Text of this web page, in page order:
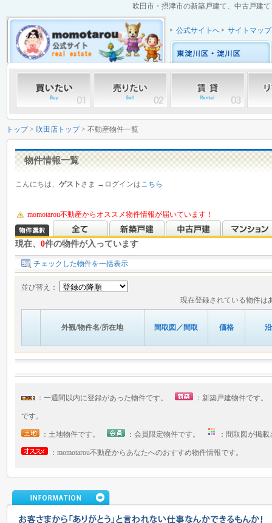
吹田市・摂津市の新築戸建て、中古戸建
公式サイトへ サイトマップ
トップ> 吹田店トップ> 不動産物件一覧
物件情報一覧
こんにちは、 ゲスト さま →ログインはこちら
momotarou不動産からオススメ物件情報が届いています！
現在、 0件の物件が入っています
チェックした物件を一括表示
並び替え：
現在登録されている物件は
外観/物件名/所在地 間取図／間取 価格
：一週間以内に登録があった物件です。 ：新築戸建物件です
です。
：土地物件です。 ：会員限定物件です。 ：間取図が掲
：momotarou不動産からあなたへのおすすめ物件情報です。